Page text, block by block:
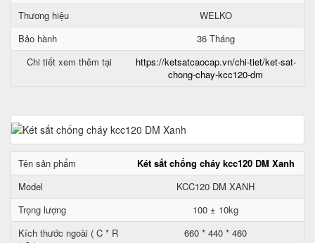
Thương hiệu
WELKO
Bảo hành
36 Tháng
Chi tiết xem thêm tại
https://ketsatcaocap.vn/chi-tiet/ket-sat-
chong-chay-kcc120-dm
Tên sản phẩm
Két sắt chống cháy kcc120 DM Xanh
Model
KCC120 DM XANH
Trọng lượng
100 ± 10kg
Kích thước ngoài ( C * R
660 * 440 * 460